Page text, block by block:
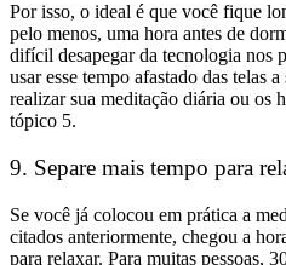
Por isso, o ideal é que você fique
pelo menos, uma hora antes de
difícil desapegar da tecnologia nos
usar esse tempo afastado das telas
realizar sua meditação diária ou os
tópico 5.
9. Separe mais tempo para
Se você já colocou em prática a
citados anteriormente, chegou a
para relaxar. Para muitas pessoas,